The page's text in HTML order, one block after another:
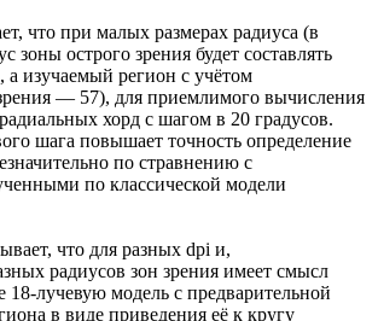
что при малых размерах радиуса (в
зоны острого зрения будет составлять
а изучаемый регион с учётом
— 57), для приемлимого вычисления
хорд с шагом в 20 градусов.
шага повышает точность определение
по стравнению с
по классической модели
что для разных dpi и,
радиусов зон зрения имеет смысл
18-лучевую модель с предварительной
в виде приведения её к кругу